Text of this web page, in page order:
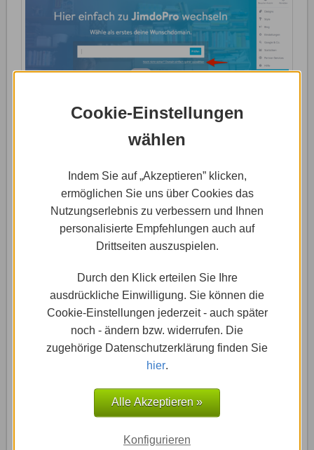
Cookie-Einstellungen
wählen
Indem Sie auf „Akzeptieren” klicken,
ermöglichen Sie uns über Cookies das
Nutzungserlebnis zu verbessern und Ihnen
personalisierte Empfehlungen auch auf
Drittseiten auszuspielen.
Durch den Klick erteilen Sie Ihre
ausdrückliche Einwilligung. Sie können die
Cookie-Einstellungen jederzeit - auch später
noch - ändern bzw. widerrufen. Die
zugehörige Datenschutzerklärung finden Sie
hier.
Alle Akzeptieren »
Konfigurieren
Domainnamen festlegen. Das ist aber kein Muss, denn
manche User bringen bereits eine eigene Domain mit,
die sie dann mit der neuen Jimdo-Homepage
verknüpfen. Du kannst den Domainnamen auch
Wählst Du sofort einen Domainnamen aus, fungiert
dieser dann als Titel Deiner Webseite und ersetzt die
bisherige JimdoFree-URL "xyz.jimdo.com". Deine
Homepage wirkt nun professioneller und
Vertragslaufzeit bestimmen